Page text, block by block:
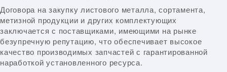
Договора на закупку листового металла, сортамента,
метизной продукции и других комплектующих
заключается с поставщиками, имеющими на рынке
безупречную репутацию, что обеспечивает высокое
качество производимых запчастей с гарантированной
наработкой установленного ресурса.